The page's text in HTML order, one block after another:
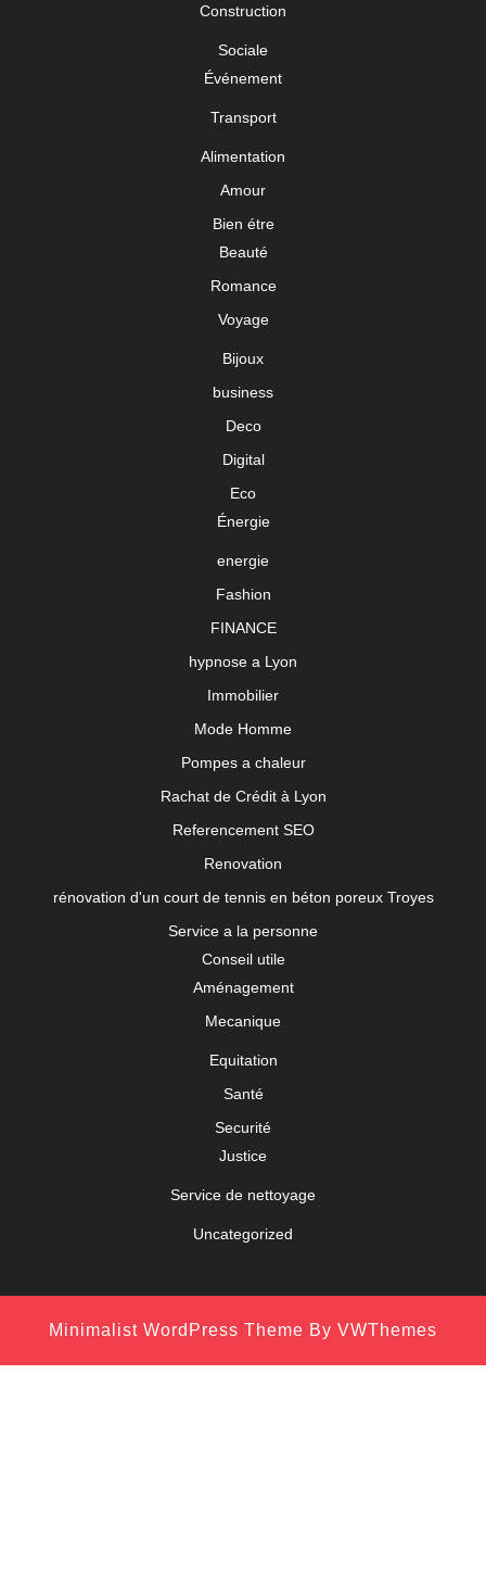
Construction
Sociale
Événement
Transport
Alimentation
Amour
Bien étre
Beauté
Romance
Voyage
Bijoux
business
Deco
Digital
Eco
Énergie
energie
Fashion
FINANCE
hypnose a Lyon
Immobilier
Mode Homme
Pompes a chaleur
Rachat de Crédit à Lyon
Referencement SEO
Renovation
rénovation d'un court de tennis en béton poreux Troyes
Service a la personne
Conseil utile
Aménagement
Mecanique
Equitation
Santé
Securité
Justice
Service de nettoyage
Uncategorized
Minimalist WordPress Theme By VWThemes